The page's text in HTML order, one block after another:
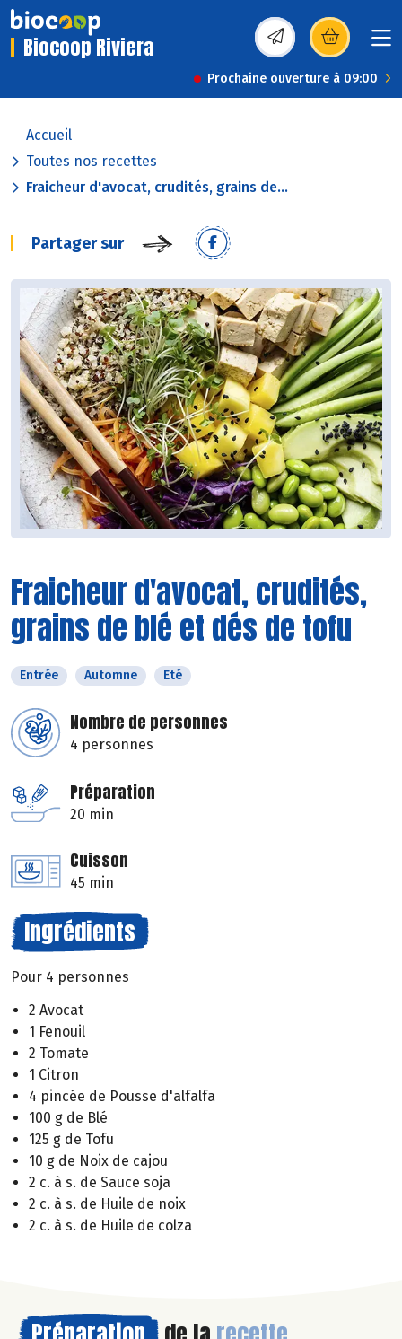
Biocoop Riviera (s’ouvre dans une
Prochaine ouverture à 09:00
Accueil
Toutes nos recettes
Fraicheur d'avocat, crudités, grains de...
Partager sur
Fraicheur d'avocat, crudités,
grains de blé et dés de tofu
Entrée Automne Eté
Nombre de personnes
4 personnes
Préparation
20 min
Cuisson
45 min
Ingrédients
Pour 4 personnes
2 Avocat
1 Fenouil
2 Tomate
1 Citron
4 pincée de Pousse d'alfalfa
100 g de Blé
125 g de Tofu
10 g de Noix de cajou
2 c. à s. de Sauce soja
2 c. à s. de Huile de noix
2 c. à s. de Huile de colza